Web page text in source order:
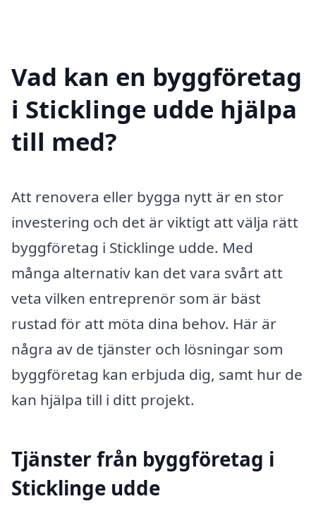
Vad kan en byggföretag
i Sticklinge udde hjälpa
till med?
Att renovera eller bygga nytt är en stor
investering och det är viktigt att välja rätt
byggföretag i Sticklinge udde. Med
många alternativ kan det vara svårt att
veta vilken entreprenör som är bäst
rustad för att möta dina behov. Här är
några av de tjänster och lösningar som
byggföretag kan erbjuda dig, samt hur de
kan hjälpa till i ditt projekt.
Tjänster från byggföretag i
Sticklinge udde